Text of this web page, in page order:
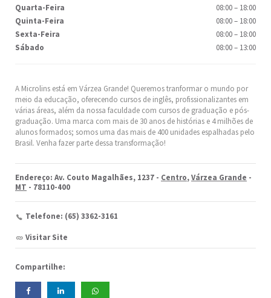
A Microlins está em Várzea Grande! Queremos tranformar o mundo por
meio da educação, oferecendo cursos de inglês, profissionalizantes em
várias áreas, além da nossa faculdade com cursos de graduação e pós-
graduação. Uma marca com mais de 30 anos de histórias e 4 milhões de
alunos formados; somos uma das mais de 400 unidades espalhadas pelo
Brasil. Venha fazer parte dessa transformação!
Endereço: Av. Couto Magalhães, 1237 - Centro,Várzea Grande -
MT - 78110-400
Telefone: (65) 3362-3161
Visitar Site
Compartilhe:
Quarta-Feira
08:00– 18:00
Quinta-Feira
08:00– 18:00
Sexta-Feira
08:00– 18:00
Sábado
08:00– 13:00